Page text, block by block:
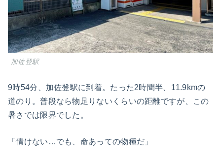
加佐登駅
9時54分、加佐登駅に到着。たった2時間半、11.9kmの
道のり。普段なら物足りないくらいの距離ですが、この
暑さでは限界でした。
「情けない…でも、命あっての物種だ」